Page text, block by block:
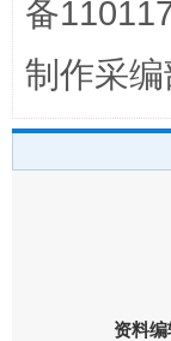
东山县通报“
备
制作采
资料